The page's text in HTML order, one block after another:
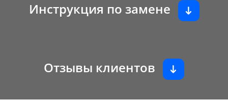
Инструкция по замене
Отзывы клиентов